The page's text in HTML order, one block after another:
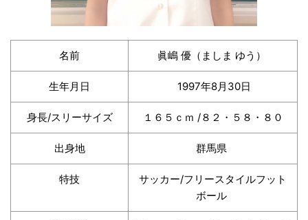
名前 眞嶋 優（ましま ゆう）
生年月日 1997年8月30日
身長/スリーサイズ １６５ｃｍ /８２・５８・８０
出身地 群馬県
特技
サッカー/フリースタイルフット
ボール